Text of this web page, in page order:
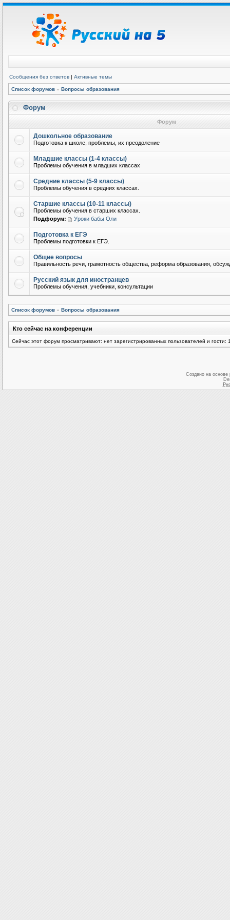
Сообщения без ответов | Активные темы
Список форумов » Вопросы образования
Форум
Форум
Дошкольное образование
Подготовка к школе, проблемы, их преодоление
Младшие классы (1-4 классы)
Проблемы обучения в младших классах
Средние классы (5-9 классы)
Проблемы обучения в средних классах.
Старшие классы (10-11 классы)
Проблемы обучения в старших классах.
Подфорум:
Уроки бабы Оли
Подготовка к ЕГЭ
Проблемы подготовки к ЕГЭ.
Общие вопросы
Правильность речи, грамотность общества, реформа образования,
Русский язык для иностранцев
Проблемы обучения, учебники, консультации
Список форумов » Вопросы образования
Кто сейчас на конференции
Сейчас этот форум просматривают: нет зарегистрированных пользователей и гости:
Создано на основе